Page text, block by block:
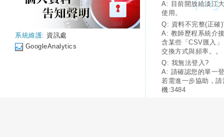
系統維護: 資訊處
GoogleAnalytics
A: 目前開放給淡江
使用。
Q: 資料不完整(正確
A: 教師歷程系統介
含某些「CSV匯入
交換方式與頻率。。
Q: 我無法登入?
A: 請確認您的單一
若需進一步協助，
機:3484